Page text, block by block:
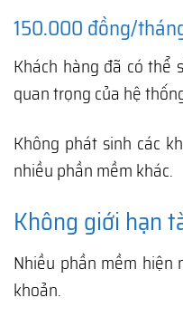
150.000 đồng/
Khách hàng đã có thể
quan trọng của hệ
Không phát sinh các
nhiều phần mềm khác.
Không giới hạn
Nhiều phần mềm
khoản.